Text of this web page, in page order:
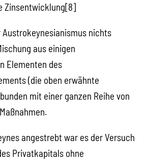
Zinsentwicklung[8]
Austrokeynesianismus nichts
aus einigen
Elementen des
(die oben erwähnte
mit einer ganzen Reihe von
angestrebt war es der Versuch
Privatkapitals ohne